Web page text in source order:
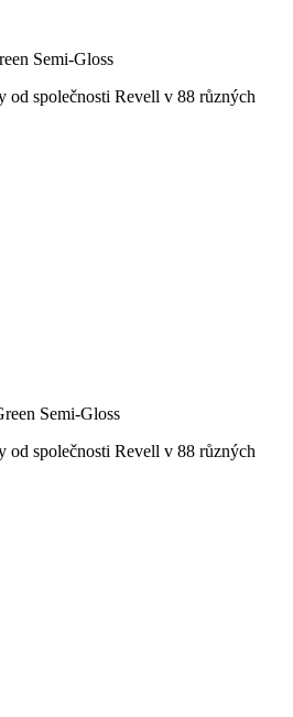
Semi-Gloss
od společnosti Revell v 88 různých
Semi-Gloss
od společnosti Revell v 88 různých